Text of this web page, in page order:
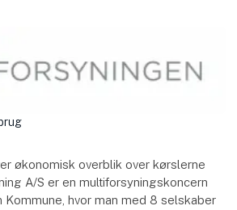
økonomisk overblik over kørslerne
A/S er en multiforsyningskoncern
Kommune, hvor man med 8 selskaber